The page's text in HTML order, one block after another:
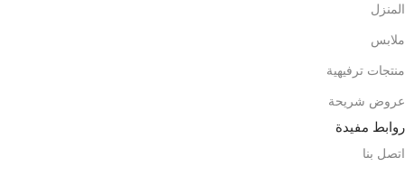
المنزل
ملابس
منتجات ترفيهية
عروض شريحة
روابط مفيدة
اتصل بنا